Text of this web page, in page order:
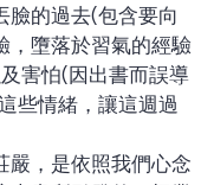
臉的過去(包含要向
，墮落於習氣的經驗
害怕(因出書而誤導
些情緒，讓這週過
嚴，是依照我們心念